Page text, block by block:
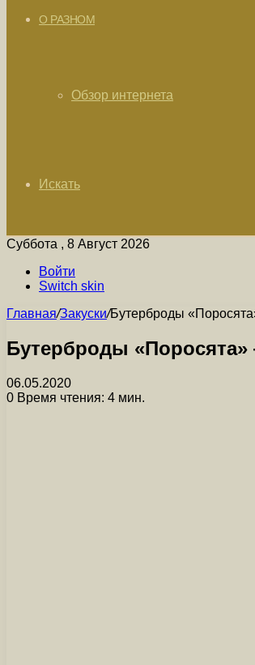
О РАЗНОМ
Обзор интернета
Искать
Суббота , 8 Август 2026
Войти
Switch skin
Главная/Закуски/Бутерброды
Бутерброды
06.05.2020
0 Время чтения: 4 мин.